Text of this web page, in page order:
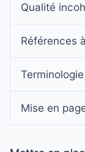
Qualité
Références
Mise en